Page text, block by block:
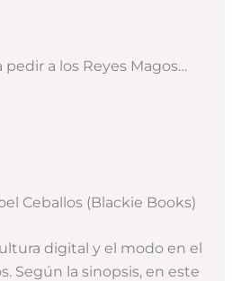
pedir a los Reyes Magos…
Ceballos (Blackie Books)
digital y el modo en el
Según la sinopsis, en este